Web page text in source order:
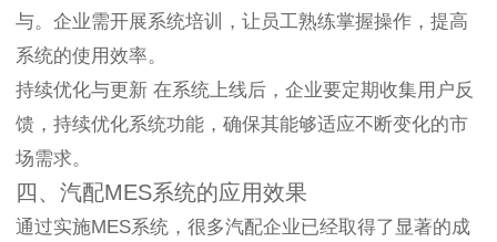
与。企业需开展系统培训，让员工熟练掌握操作，提高
系统的使用效率。
持续优化与更新 在系统上线后，企业要定期收集用户反
馈，持续优化系统功能，确保其能够适应不断变化的市
场需求。
四、汽配MES系统的应用效果
通过实施MES系统，很多汽配企业已经取得了显著的成